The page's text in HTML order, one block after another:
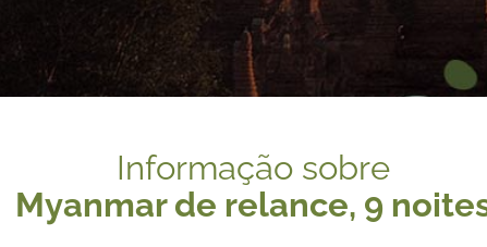
Informação sobre
Myanmar de relance, 9